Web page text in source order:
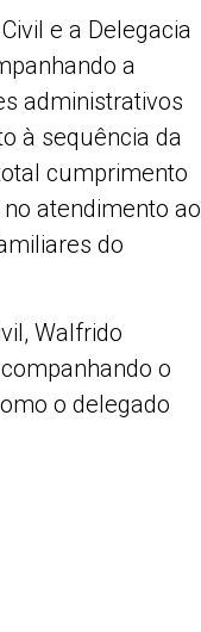
e a Delegacia
a
administrativos
à sequência da
cumprimento
atendimento ao
do
Walfrido
o
o delegado